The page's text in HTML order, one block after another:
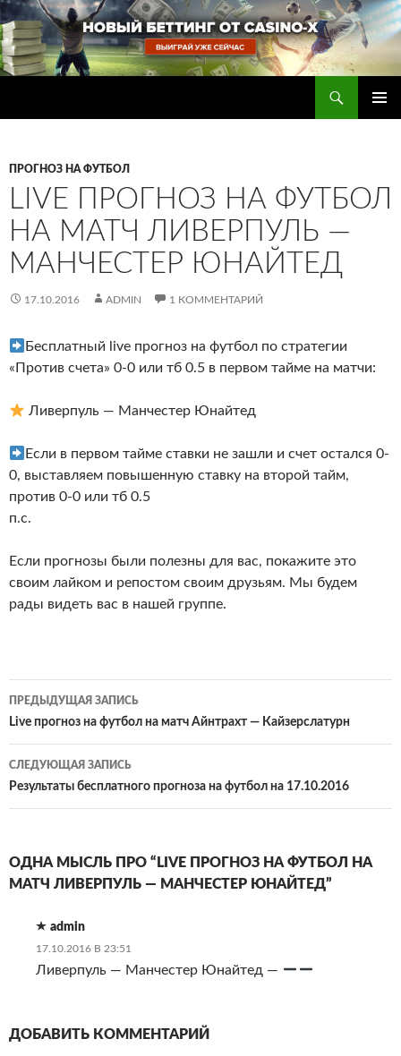
Перейти
к
содержимому
ПРОГНОЗ НА ФУТБОЛ
LIVE ПРОГНОЗ НА ФУТБОЛ
НА МАТЧ ЛИВЕРПУЛЬ —
МАНЧЕСТЕР ЮНАЙТЕД
17.10.2016 ADMIN 1 КОММЕНТАРИЙ
Бесплатный live прогноз на футбол по стратегии
«Против счета» 0-0 или тб 0.5 в первом тайме на матчи:
Ливерпуль — Манчестер Юнайтед
Если в первом тайме ставки не зашли и счет остался 0-
0, выставляем повышенную ставку на второй тайм,
против 0-0 или тб 0.5
п.с.
Если прогнозы были полезны для вас, покажите это
своим лайком и репостом своим друзьям. Мы будем
рады видеть вас в нашей группе.
Навигация
по
записям
ПРЕДЫДУЩАЯ ЗАПИСЬ
Live прогноз на футбол на матч Айнтрахт — Кайзерслатурн
СЛЕДУЮЩАЯ ЗАПИСЬ
Результаты бесплатного прогноза на футбол на 17.10.2016
ОДНА МЫСЛЬ ПРО “LIVE ПРОГНОЗ НА ФУТБОЛ НА
МАТЧ ЛИВЕРПУЛЬ — МАНЧЕСТЕР ЮНАЙТЕД”
admin
17.10.2016 В 23:51
Ливерпуль — Манчестер Юнайтед —
ДОБАВИТЬ КОММЕНТАРИЙ